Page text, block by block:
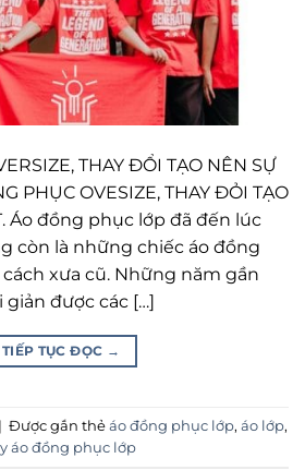
THAY ĐỔI TẠO NÊN SỰ
PHỤC OVESIZE, THAY ĐỎI TẠO
Áo đồng phục lớp đã đến lúc
còn là những chiếc áo đồng
xưa cũ. Những năm gần
được các […]
TIẾP TỤC ĐỌC →
| Được gắn thẻ áo đồng phục lớp, áo lớp,
áo đồng phục lớp